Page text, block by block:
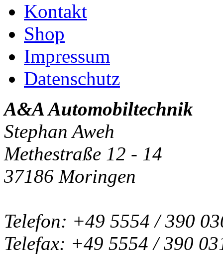
Kontakt
Shop
Impressum
Datenschutz
A&A Automobiltechnik
Stephan Aweh
Methestraße 12 - 14
37186 Moringen
Telefon: +49 5554 / 390
Telefax: +49 5554 / 390